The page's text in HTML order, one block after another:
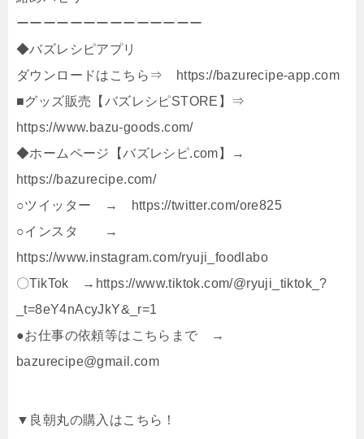
ーーーーーーーーーーーーーー
◆バズレシピアプリ
ダウンロードはこちら⇒ https://bazurecipe-app.com
■グッズ販売【バズレシピSTORE】⇒
https://www.bazu-goods.com/
◆ホームページ【バズレシピ.com】→
https://bazurecipe.com/
○ツイッター → https://twitter.com/ore825
○インスタ →
https://www.instagram.com/ryuji_foodlabo
〇TikTok →https://www.tiktok.com/@ryuji_tiktok_?
_t=8eY4nAcyJkY&_r=1
●お仕事の依頼等はこちらまで →
bazurecipe@gmail.com
▼良朝丸の購入はこちら！